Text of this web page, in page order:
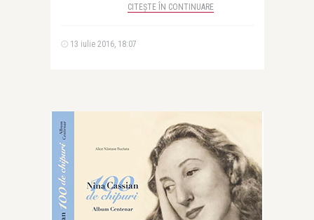
CITEȘTE ÎN CONTINUARE
13 iulie 2016, 18:07